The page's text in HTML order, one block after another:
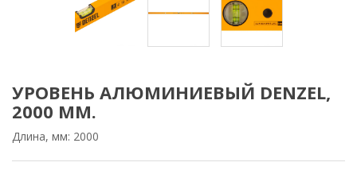
УРОВЕНЬ АЛЮМИНИЕВЫЙ DENZEL,
2000 ММ.
Длина, мм: 2000